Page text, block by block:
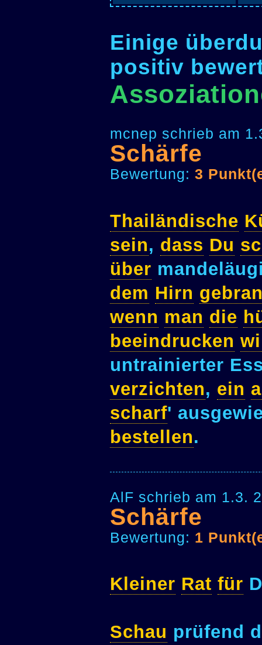
Einige
positiv
mcnep schrieb am
Schärfe
Bewertung: 3
Thailändische
sein, dass Du
über
dem Hirn
wenn man die
beeindrucken
untrainierter
verzichten, ein
scharf'
bestellen.
AlF schrieb am 1.3.
Schärfe
Bewertung: 1
Kleiner Rat für
Schau prüfend